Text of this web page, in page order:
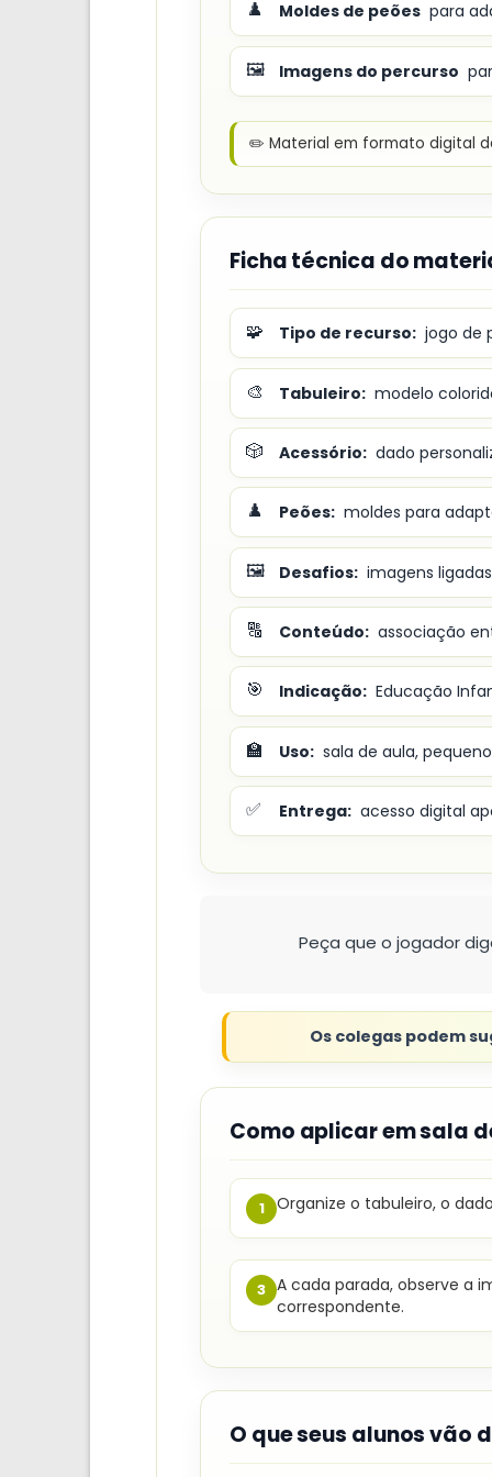
♟️ Moldes de peões para
🖼️ Imagens do percurso
✏️ Material em formato digital
Ficha técnica do
🧩 Tipo de recurso: jogo de
🎨 Tabuleiro: modelo
🎲 Acessório: dado
♟️ Peões: moldes para
🖼️ Desafios: imagens
🔠 Conteúdo: associação
🎯 Indicação: Educação
🏫 Uso: sala de aula,
✅ Entrega: acesso digital
Peça que o jogador
Os colegas podem
Como aplicar em sala
1 Organize o tabuleiro, o
3 A cada parada, observe a
correspondente.
O que seus alunos vão